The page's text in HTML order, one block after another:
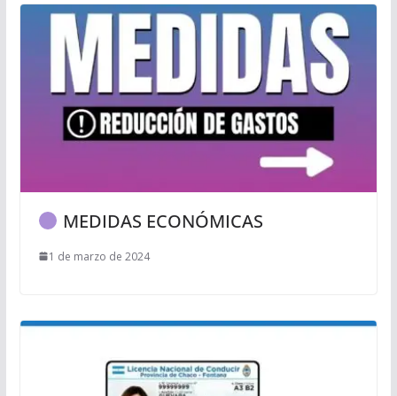
MEDIDAS ECONÓMICAS
1 de marzo de 2024